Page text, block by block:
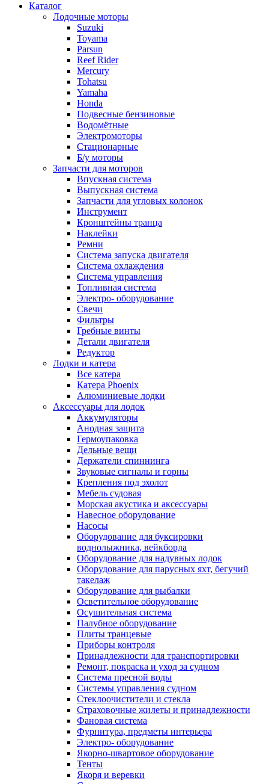
Каталог
Лодочные моторы
Suzuki
Toyama
Parsun
Reef Rider
Mercury
Tohatsu
Yamaha
Honda
Подвесные бензиновые
Водомётные
Электромоторы
Стационарные
Б/у моторы
Запчасти для моторов
Впускная система
Выпускная система
Запчасти для угловых колонок
Инструмент
Кронштейны транца
Наклейки
Ремни
Система запуска двигателя
Система охлаждения
Система управления
Топливная система
Электро- оборудование
Свечи
Фильтры
Гребные винты
Детали двигателя
Редуктор
Лодки и катера
Все катера
Катера Phoenix
Алюминиевые лодки
Аксессуары для лодок
Аккумуляторы
Анодная защита
Гермоупаковка
Дельные вещи
Держатели спиннинга
Звуковые сигналы и горны
Крепления под эхолот
Мебель судовая
Морская акустика и аксессуары
Навесное оборудование
Насосы
Оборудование для буксировки
воднолыжника, вейкборда
Оборудование для надувных лодок
Оборудование для парусных яхт, бегучий
такелаж
Оборудование для рыбалки
Осветительное оборудование
Осушительная система
Палубное оборудование
Плиты транцевые
Приборы контроля
Принадлежности для транспортировки
Ремонт, покраска и уход за судном
Система пресной воды
Системы управления судном
Стеклоочистители и стекла
Страховочные жилеты и принадлежности
Фановая система
Фурнитура, предметы интерьера
Электро- оборудование
Якорно-швартовое оборудование
Тенты
Якоря и веревки